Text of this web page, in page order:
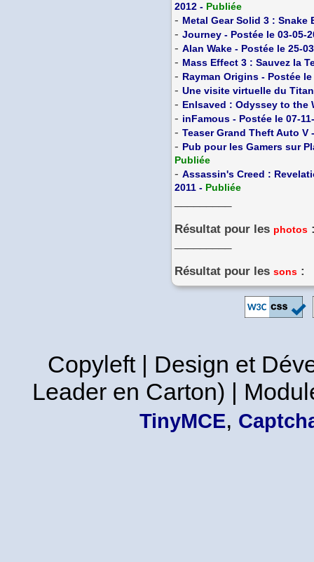
2012 - Publiée
- Metal Gear Solid 3 : Snake
- Journey - Postée le 03-05-
- Alan Wake - Postée le 25-
- Mass Effect 3 : Sauvez la
- Rayman Origins - Postée
- Une visite virtuelle du
- Enlsaved : Odyssey to the
- inFamous - Postée le 07-
- Teaser Grand Theft Auto V
- Pub pour les Gamers sur
Publiée
- Assassin's Creed :
2011 - Publiée
Résultat pour les photos
Résultat pour les sons :
Copyleft | Design et
Leader en Carton) |
TinyMCE,